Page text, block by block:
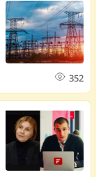
352